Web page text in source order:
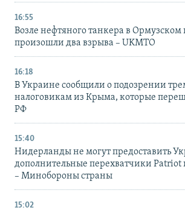
16:55
Возле нефтяного танкера в Ормузском
произошли два взрыва – UKMTO
16:18
В Украине сообщили о подозрении
налоговикам из Крыма, которые
РФ
15:40
Нидерланды не могут предоставить
дополнительные перехватчики Patriot
– Минобороны страны
15:02